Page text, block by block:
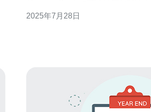
1. 新区上线时间与特点 香港服务器
2025年7月28日